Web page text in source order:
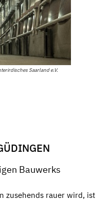
Saarland e.V.
Bauwerks
zusehends rauer wird, ist